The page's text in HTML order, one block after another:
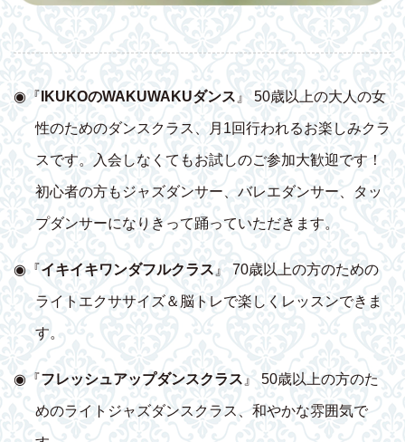
◉『 IKUKOのWAKUWAKUダンス 』 50歳以上の大人の女
性のためのダンスクラス、月1回行われるお楽しみクラ
スです。入会しなくてもお試しのご参加大歓迎です！
初心者の方もジャズダンサー、バレエダンサー、タッ
プダンサーになりきって踊っていただきます。
◉『イキイキワンダフルクラス 』 70歳以上の方のための
ライトエクササイズ＆脳トレで楽しくレッスンできま
す。
◉『フレッシュアップダンスクラス』 50歳以上の方のた
めのライトジャズダンスクラス、和やかな雰囲気で